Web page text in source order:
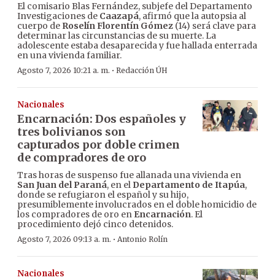
El comisario Blas Fernández, subjefe del Departamento
Investigaciones de Caazapá, afirmó que la autopsia al
cuerpo de Roselín Florentín Gómez (14) será clave para
determinar las circunstancias de su muerte. La
adolescente estaba desaparecida y fue hallada enterrada
en una vivienda familiar.
Agosto 7, 2026 10:21 a. m. · Redacción ÚH
Nacionales
Encarnación: Dos españoles y
tres bolivianos son
capturados por doble crimen
de compradores de oro
Tras horas de suspenso fue allanada una vivienda en
San Juan del Paraná, en el Departamento de Itapúa,
donde se refugiaron el español y su hijo,
presumiblemente involucrados en el doble homicidio de
los compradores de oro en Encarnación. El
procedimiento dejó cinco detenidos.
Agosto 7, 2026 09:13 a. m. · Antonio Rolín
Nacionales